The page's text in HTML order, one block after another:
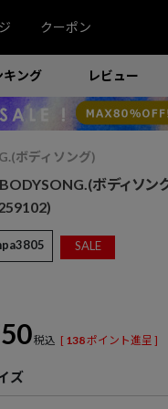
クーポン
キング レビュー
ボディソング)
ボディソ
SALE
税込 [ 138ポイント進呈 ]
ズ